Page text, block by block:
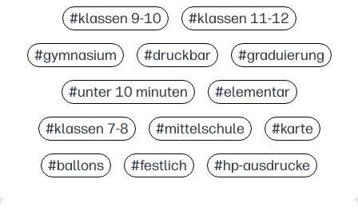
#klassen 9-10 #klassen 11-12
#gymnasium #druckbar #graduierung
#unter 10 minuten #elementar
#klassen 7-8 #mittelschule #karte
#ballons #festlich #hp-ausdrucke